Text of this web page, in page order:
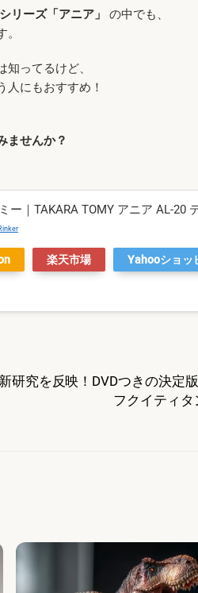
リーズ「アニア」
の中でも、
知ってるけど、
人にもおすすめ！
ませんか？
ー｜TAKARA TOMY アニア AL-20
楽天市場 Yahooショッ
研究を反映！DVDつきの決定版
フクイティ